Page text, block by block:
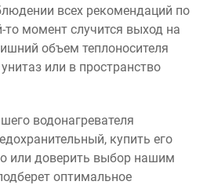
всех рекомендаций по
то момент случится выход на
объем теплоносителя
или в пространство
водонагревателя
купить его
или доверить выбор нашим
оптимальное